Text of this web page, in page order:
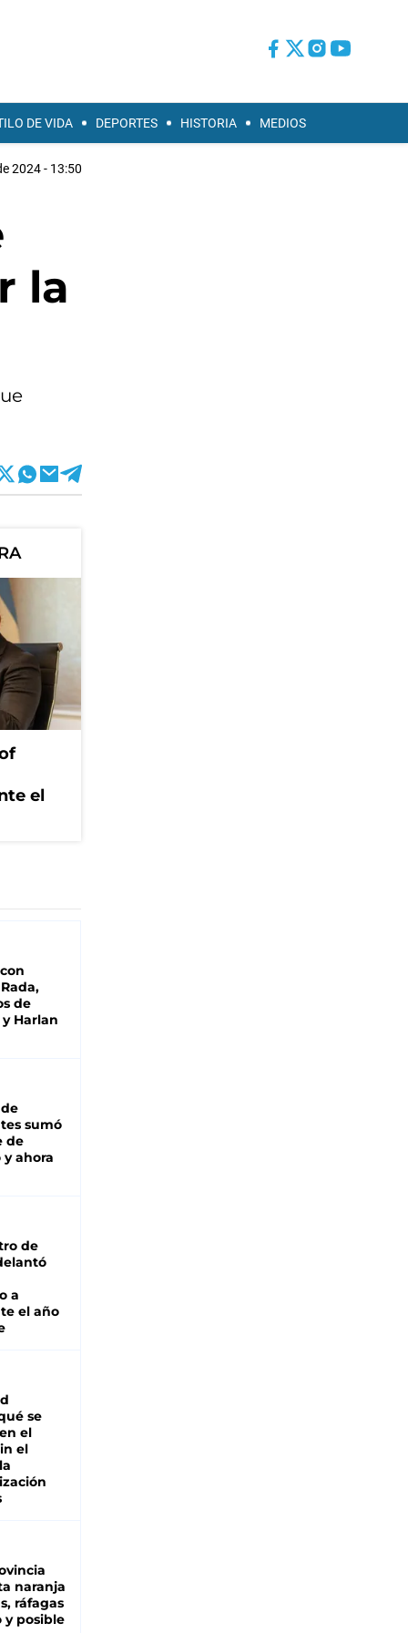
DE VIDA DEPORTES HISTORIA MEDIOS
2024 - 13:50
la
el
de
Harlan
sumó
de
y ahora
de
a
el año
se
el
el
naranja
ráfagas
y posible